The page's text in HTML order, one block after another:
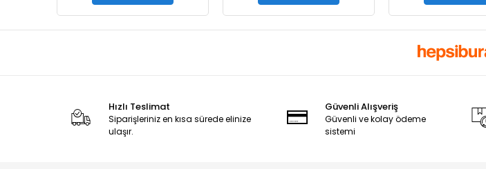
Hızlı Teslimat
Siparişleriniz en kısa sürede elinize
ulaşır.
Güvenli Alışveriş
Güvenli ve kolay ödeme
sistemi